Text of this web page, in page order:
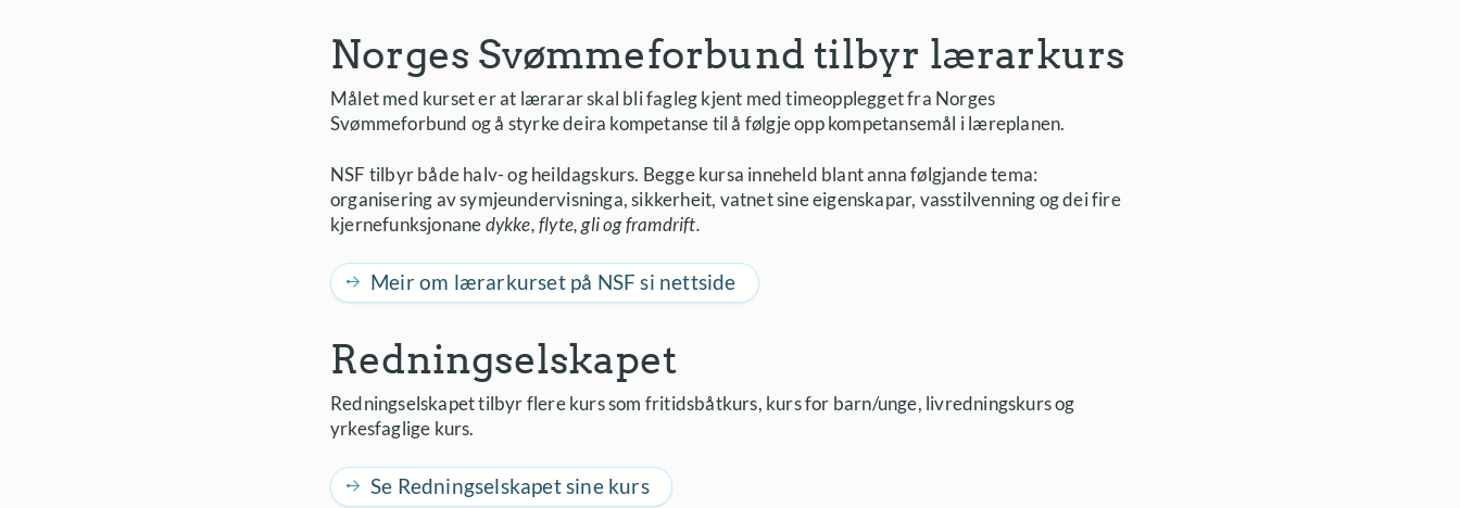
Norges Svømmeforbund tilbyr lærarkurs
Målet med kurset er at lærarar skal bli fagleg kjent med timeopplegget fra Norges
Svømmeforbund og å styrke deira kompetanse til å følgje opp kompetansemål i læreplanen.
NSF tilbyr både halv- og heildagskurs. Begge kursa inneheld blant anna følgjande tema:
organisering av symjeundervisninga, sikkerheit, vatnet sine eigenskapar, vasstilvenning og dei fire
kjernefunksjonanedykke, flyte, gli og framdrift.
Meir om lærarkurset på NSF si nettside
Redningselskapet
Redningselskapet tilbyr flere kurs som fritidsbåtkurs, kurs for barn/unge, livredningskurs og
yrkesfaglige kurs.
Se Redningselskapet sine kurs